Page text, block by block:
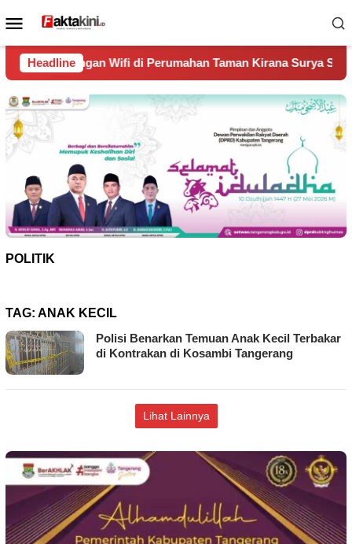
ke
Menu
Mobile
Headline
Perumahan Taman Kirana Surya Solear Spanyol
POLITIK
TAG: ANAK KECIL
Polisi Benarkan Temuan Anak Kecil Terbakar
di Kontrakan di Kosambi Tangerang
Lihat Lainnya